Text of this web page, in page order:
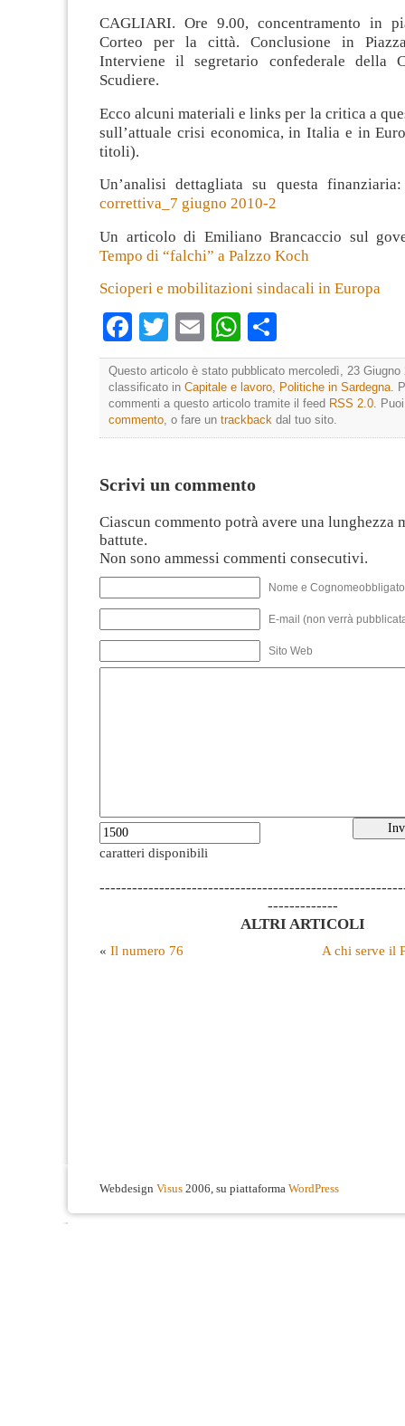
CAGLIARI. Ore 9.00, concentramento in
Corteo per la città. Conclusione in
Interviene il segretario confederale della
Scudiere.
Ecco alcuni materiali e links per la critica a
sull’attuale crisi economica, in Italia e in
titoli).
Un’analisi dettagliata su questa
correttiva_7 giugno 2010-2
Un articolo di Emiliano Brancaccio sul
Tempo di “falchi” a Palzzo Koch
Scioperi e mobilitazioni sindacali in Europa
Facebook
TwitterEmailWhatsApp
Questo articolo è stato pubblicato mercoledì, 23 Giugno
classificato in Capitale e lavoro, Politiche in Sardegna.
commenti a questo articolo tramite il feed RSS 2.0.
commento, o fare un trackback dal tuo sito.
Scrivi un commento
Ciascun commento potrà avere una lunghezza
battute.
Non sono ammessi commenti consecutivi.
Nome e
E-mail (non verrà
Sito Web
caratteri disponibili
-------------
ALTRI ARTICOLI
« Il numero 76 A chi serve il
Webdesign Visus 2006, su piattaforma WordPress